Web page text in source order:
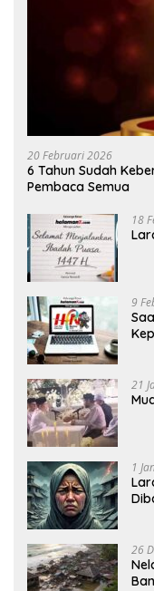
20 Februari 2026
6 Tahun Sudah
Pembaca Semua
18
9
21
1
26